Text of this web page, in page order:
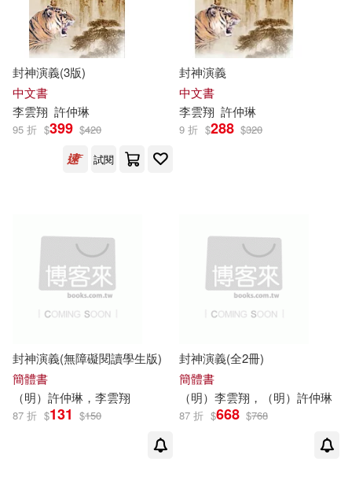
李雲翔(2)
（明）李雲翔，（明）許仲琳(1)
（明）許仲琳，李雲翔(1)
五南(1)
長春出版社(1) 鳳凰出版社(1)
配送方式 (可複選)
可超商取貨(4) 可海外宅配(4)
封神演義(3版)
中文書
李雲翔 許仲琳
95 折 $399 $420
試閱
封神演義
中文書
李雲翔 許仲琳
9 折 $288 $320
封神演義(無障礙閱讀學生版)
簡體書
（明） 許仲琳 ，李雲翔
87 折 $131 $150
封神演義(全2冊)
簡體書
（明）李雲翔 ，（明） 許仲琳
87 折 $668 $768